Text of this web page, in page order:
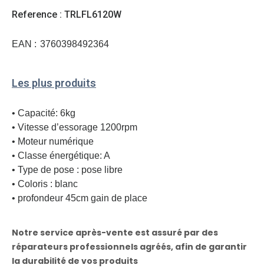
Reference : TRLFL6120W
EAN : 3760398492364
Les plus produits
• Capacité: 6kg
• Vitesse d’essorage 1200rpm
• Moteur numérique
• Classe énergétique: A
• Type de pose : pose libre
• Coloris : blanc
• profondeur 45cm gain de place
Notre service après-vente est assuré par des
réparateurs professionnels agréés, afin de garantir
la durabilité de vos produits